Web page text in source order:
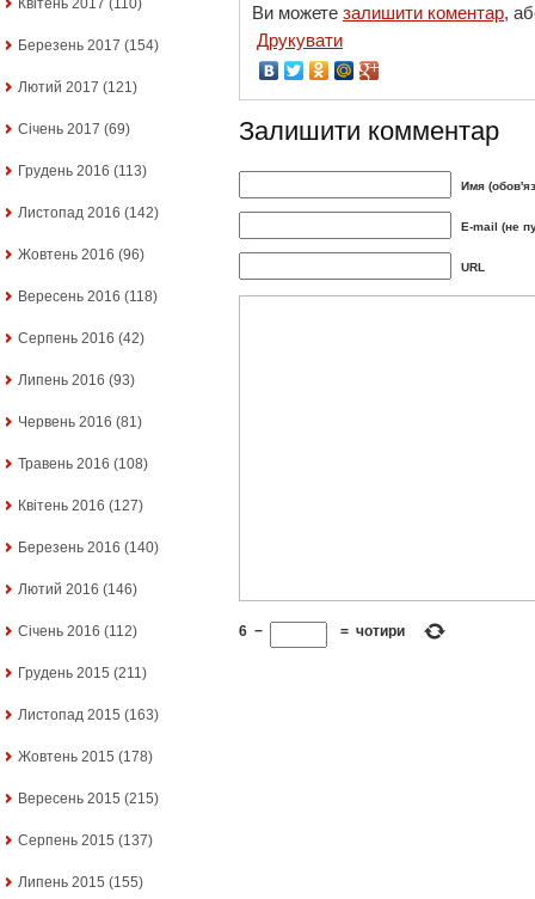
Квітень 2017 (110)
Березень 2017 (154)
Лютий 2017 (121)
Січень 2017 (69)
Грудень 2016 (113)
Листопад 2016 (142)
Жовтень 2016 (96)
Вересень 2016 (118)
Серпень 2016 (42)
Липень 2016 (93)
Червень 2016 (81)
Травень 2016 (108)
Квітень 2016 (127)
Березень 2016 (140)
Лютий 2016 (146)
Січень 2016 (112)
Грудень 2015 (211)
Листопад 2015 (163)
Жовтень 2015 (178)
Вересень 2015 (215)
Серпень 2015 (137)
Липень 2015 (155)
Ви можете залишити коментар,
Друкувати
Залишити комментар
Имя
E-mail (не
URL
6 − = чотири